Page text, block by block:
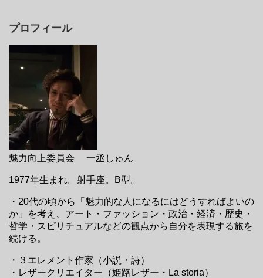
プロフィール
魅力向上委員会 一丞しゅん
1977年生まれ。射手座。B型。
・20代の頃から「魅力的な人になるにはどうすればよいの
か」を考え、アート・ファッション・政治・経済・歴史・
哲学・スピリチュアルなどの観点から自分を表現する旅を
続ける。
・３エレメント作家（小説・詩）
・レザークリエイター（姫路レザー・La storia）